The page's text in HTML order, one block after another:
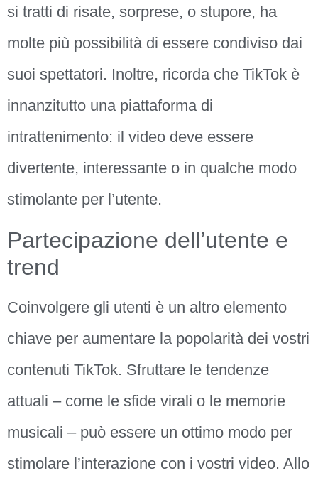
si tratti di risate, sorprese, o stupore, ha
molte più possibilità di essere condiviso dai
suoi spettatori. Inoltre, ricorda che TikTok è
innanzitutto una piattaforma di
intrattenimento: il video deve essere
divertente, interessante o in qualche modo
stimolante per l’utente.
Partecipazione dell’utente e
trend
Coinvolgere gli utenti è un altro elemento
chiave per aumentare la popolarità dei vostri
contenuti TikTok. Sfruttare le tendenze
attuali – come le sfide virali o le memorie
musicali – può essere un ottimo modo per
stimolare l’interazione con i vostri video. Allo